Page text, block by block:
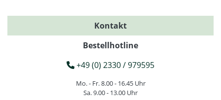
Kontakt
Bestellhotline
+49 (0) 2330 / 979595
Mo. - Fr. 8.00 - 16.45 Uhr
Sa. 9.00 - 13.00 Uhr